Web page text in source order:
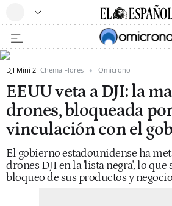
DJI Mini 2 Chema Flores Omicrono
EEUU veta a DJI: la
drones, bloqueada
vinculación con el
El gobierno estadounidense ha
drones DJI en la 'lista negra', lo
bloqueo de sus productos y